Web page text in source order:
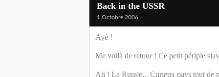
Back in the USSR
1 Octobre 2006
Ayé !
Me voilà de retour ! Ce petit périple
Ah ! La Russie... Curieux pays tout de